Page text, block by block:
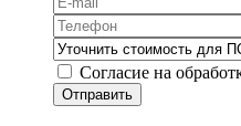
Согласие на
Отправить